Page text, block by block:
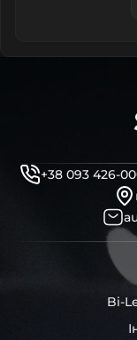
+38 093 426-
Bi-